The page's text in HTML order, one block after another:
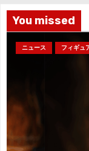
You missed
ニュース フィギュ